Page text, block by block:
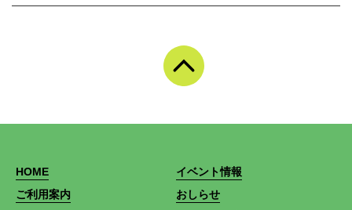
HOME
ご利用案内
イベント情報
おしらせ